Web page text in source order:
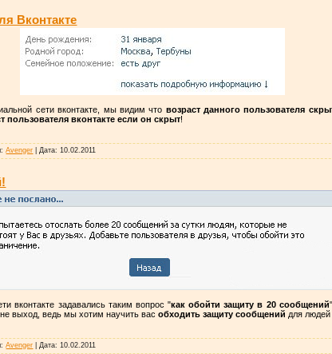
Вконтакте
сети вконтакте, мы видим что возраст данного пользователя
пользователя вконтакте если он скрыт!
Avenger |Дата: 10.02.2011
вконтакте задавались таким вопрос "как обойти защиту в 20 сообщений
не выход, ведь мы хотим научить васобходить защиту сообщений для людей
Avenger |Дата: 10.02.2011